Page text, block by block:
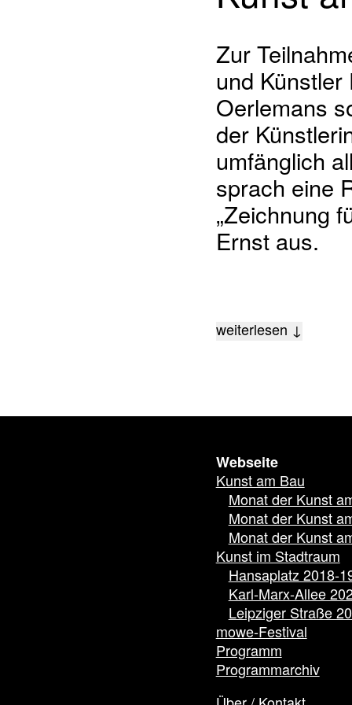
Zur
und Künstler
Oerlemans
der
umfänglich
sprach eine
„Zeichnung
Ernst aus.
weiterlesen ↓
Webseite
Kunst am Bau
Monat der Kunst
Monat der Kunst
Monat der Kunst
Kunst im Stadtraum
Hansaplatz 2018-
Karl-Marx-Allee
Leipziger Straße
mowe-Festival
Programm
Programmarchiv